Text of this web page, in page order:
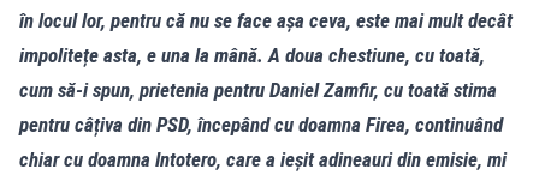
în locul lor, pentru că nu se face așa ceva, este mai mult decât
impolitețe asta, e una la mână. A doua chestiune, cu toată,
cum să-i spun, prietenia pentru Daniel Zamfir, cu toată stima
pentru câțiva din PSD, începând cu doamna Firea, continuând
chiar cu doamna Intotero, care a ieșit adineauri din emisie, mi